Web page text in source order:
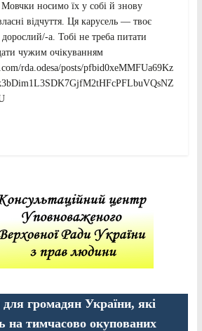
носимо їх у собі й знову
відчуття. Ця карусель — твоє
а. Тобі не треба питати
чужим очікуванням
rda.odesa/posts/pfbid0xeMMFUa69Kz
громадян України, які
на тимчасово окупованих